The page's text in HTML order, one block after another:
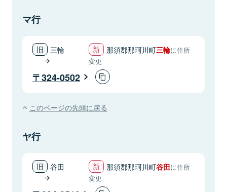
マ行
三輪 那須郡那珂川町三輪に住所
変更
324-0502
このページの先頭に戻る
ヤ行
谷田 那須郡那珂川町谷田に住所
変更